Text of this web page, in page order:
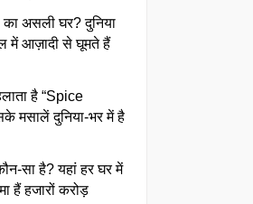
का असली घर? दुनिया
में आज़ादी से घूमते हैं
है “Spice
मसालें दुनिया-भर में है
सा है? यहां हर घर में
हैं हजारों करोड़